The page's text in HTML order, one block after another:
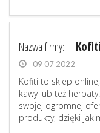
Nazwa firmy:
09 07 2022
Kofiti to sklep
kawy lub też
swojej ogromnej
produkty, dzięki